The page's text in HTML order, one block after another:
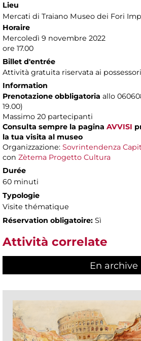
Lieu
Mercati di Traiano Museo dei Fori
Horaire
Mercoledì 9 novembre 2022
ore 17.00
Billet d'entrée
Attività gratuita riservata ai
Information
Prenotazione obbligatoria allo
19.00)
Massimo 20 partecipanti
Consulta sempre la pagina AVVISI
la tua visita al museo
Organizzazione: Sovrintendenza
con Zètema Progetto Cultura
Durée
60 minuti
Typologie
Visite thématique
Réservation obligatoire: Sì
Attività correlate
En archive